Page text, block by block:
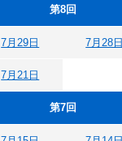
第8回
7月29日 7月28日
7月21日
第7回